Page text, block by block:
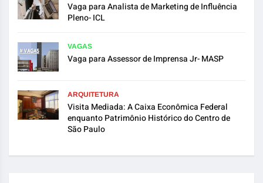
Vaga para Analista de Marketing de Influência
Pleno- ICL
VAGAS
Vaga para Assessor de Imprensa Jr- MASP
ARQUITETURA
Visita Mediada: A Caixa Econômica Federal
enquanto Patrimônio Histórico do Centro de
São Paulo